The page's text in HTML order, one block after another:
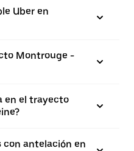
Uber en
Montrouge -
en el trayecto
con antelación en